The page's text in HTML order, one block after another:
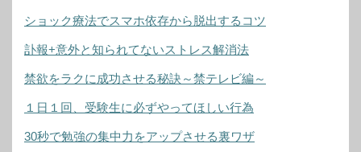
ショック療法でスマホ依存から脱出するコツ
訃報+意外と知られてないストレス解消法
禁欲をラクに成功させる秘訣～禁テレビ編～
１日１回、受験生に必ずやってほしい行為
30秒で勉強の集中力をアップさせる裏ワザ